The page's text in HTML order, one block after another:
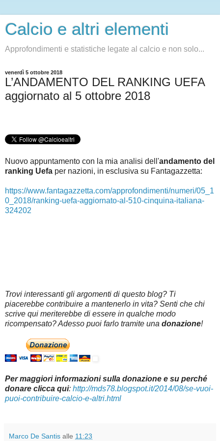
Calcio e altri elementi
Approfondimenti e statistiche legate al calcio e non solo...
venerdì 5 ottobre 2018
L’ANDAMENTO DEL RANKING UEFA
aggiornato al 5 ottobre 2018
Nuovo appuntamento con la mia analisi dell'andamento del
ranking Uefa per nazioni, in esclusiva su Fantagazzetta:
https://www.fantagazzetta.com/approfondimenti/numeri/05_1
0_2018/ranking-uefa-aggiornato-al-510-cinquina-italiana-
324202
Trovi interessanti gli argomenti di questo blog? Ti
piacerebbe contribuire a mantenerlo in vita? Senti che chi
scrive qui meriterebbe di essere in qualche modo
ricompensato? Adesso puoi farlo tramite una donazione!
Per maggiori informazioni sulla donazione e su perché
donare clicca qui: http://mds78.blogspot.it/2014/08/se-vuoi-
puoi-contribuire-calcio-e-altri.html
Marco De Santis alle 11:23